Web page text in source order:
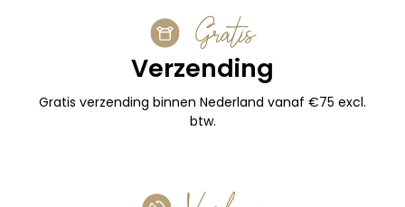
Gratis
Verzending
Gratis verzending binnen Nederland vanaf €75 excl.
btw.